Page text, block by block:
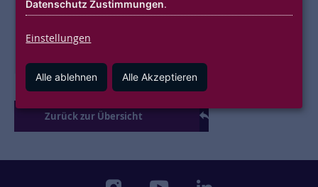
Zurück zur Übersicht
Datenschutz Zustimmungen.
Einstellungen
Alle ablehnen Alle Akzeptieren